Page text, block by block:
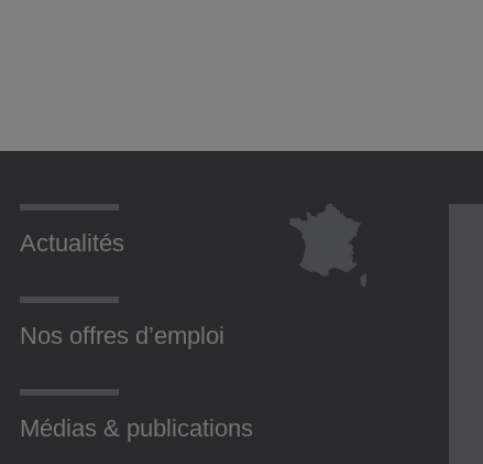
Actualités
Nos offres d’emploi
Médias & publications